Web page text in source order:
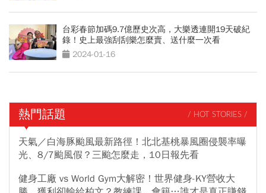
台彩春節加碼9.7億歷史次高，大樂透連開19天破紀
錄！史上最強刮刮樂怎麼賣、送什麼一次看
2024-01-16
熱門話題 / HOT STORIES /
天氣／白海豚颱風最新路徑！北北基桃暴風圈侵襲率曝
光、8/7颱風假？三颱怎麼走，10日報先看
健身工廠 vs World Gym大解密！世界健身-KY營收大